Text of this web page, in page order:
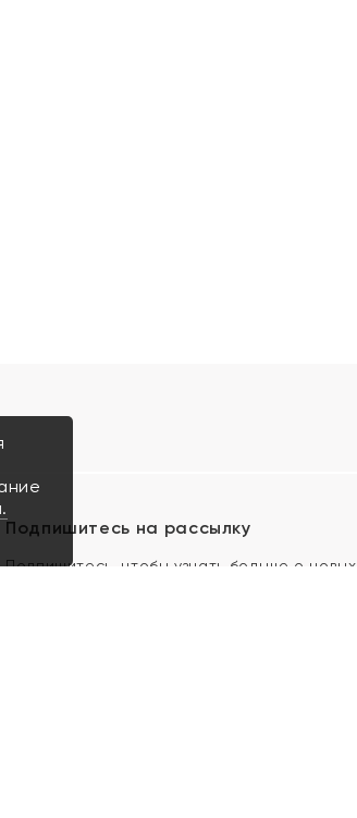
Подпишитесь на рассылку
Подпишитесь, чтобы узнать больше о новых